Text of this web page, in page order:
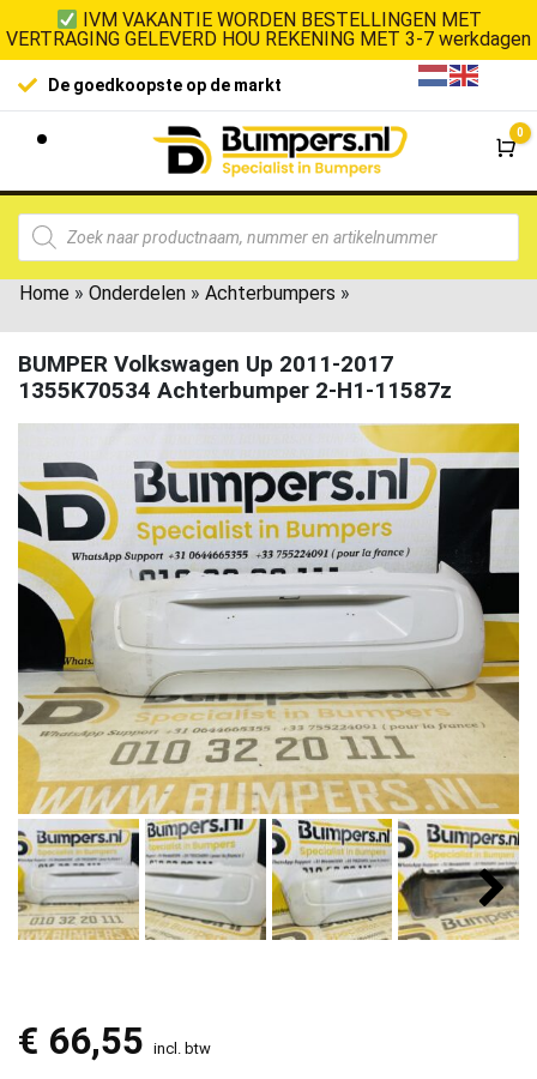
IVM VAKANTIE WORDEN BESTELLINGEN MET
VERTRAGING GELEVERD HOU REKENING MET 3-7 werkdagen
De goedkoopste op de markt
0
Home » Onderdelen » Achterbumpers »
BUMPER Volkswagen Up 2011-2017
1355K70534 Achterbumper 2-H1-11587z
€ 66,55 incl. btw